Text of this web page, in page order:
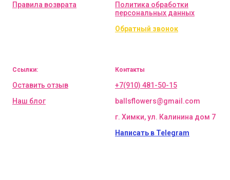
Правила возврата
Политика обработки
персональных данных
Обратный звонок
Ссылки:
Оставить отзыв
Наш блог
Контакты
+7(910) 481-50-15
ballsflowers@gmail.com
г. Химки, ул. Калинина дом 7
Написать в Telegram